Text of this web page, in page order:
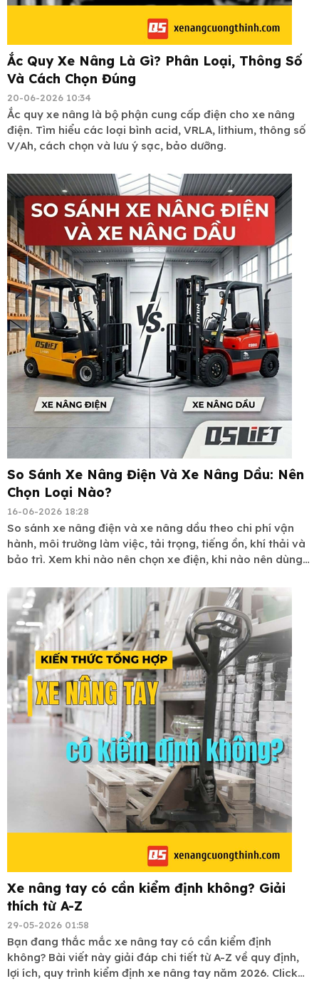
Ắc Quy Xe Nâng Là Gì? Phân Loại, Thông Số
Và Cách Chọn Đúng
20-06-2026 10:34
Ắc quy xe nâng là bộ phận cung cấp điện cho xe nâng
điện. Tìm hiểu các loại bình acid, VRLA, lithium, thông số
V/Ah, cách chọn và lưu ý sạc, bảo dưỡng.
So Sánh Xe Nâng Điện Và Xe Nâng Dầu: Nên
Chọn Loại Nào?
16-06-2026 18:28
So sánh xe nâng điện và xe nâng dầu theo chi phí vận
hành, môi trường làm việc, tải trọng, tiếng ồn, khí thải và
bảo trì. Xem khi nào nên chọn xe điện, khi nào nên dùng
Xe nâng tay có cần kiểm định không? Giải
thích từ A-Z
29-05-2026 01:58
Bạn đang thắc mắc xe nâng tay có cần kiểm định
không? Bài viết này giải đáp chi tiết từ A-Z về quy định,
lợi ích, quy trình kiểm định xe nâng tay năm 2026. Click